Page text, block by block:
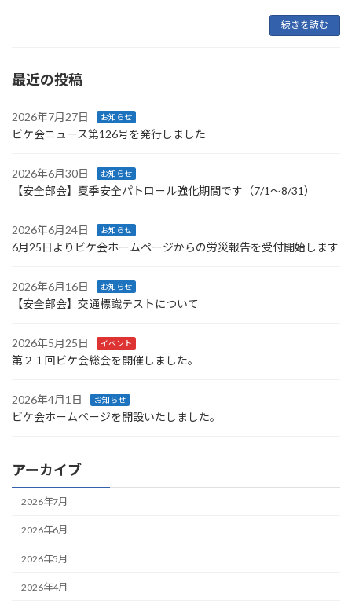
続きを読む
最近の投稿
2026年7月27日 お知らせ
ビケ会ニュース第126号を発行しました
2026年6月30日 お知らせ
【安全部会】夏季安全パトロール強化期間です（7/1～8/31）
2026年6月24日 お知らせ
6月25日よりビケ会ホームページからの労災報告を受付開始します
2026年6月16日 お知らせ
【安全部会】交通標識テストについて
2026年5月25日 イベント
第２１回ビケ会総会を開催しました。
2026年4月1日 お知らせ
ビケ会ホームページを開設いたしました。
アーカイブ
2026年7月
2026年6月
2026年5月
2026年4月